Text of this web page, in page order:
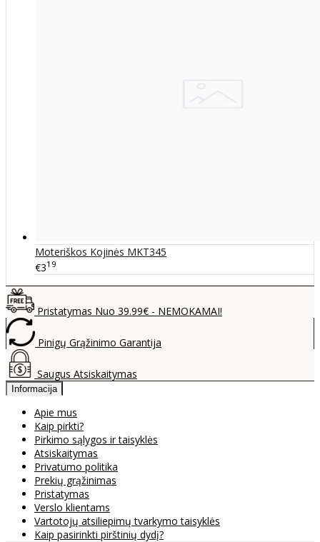
Moteriškos Kojinės MKT345
€319
Pristatymas Nuo 39.99€ - NEMOKAMAI!
Pinigų Grąžinimo Garantija
Saugus Atsiskaitymas
Informacija
Apie mus
Kaip pirkti?
Pirkimo sąlygos ir taisyklės
Atsiskaitymas
Privatumo politika
Prekių grąžinimas
Pristatymas
Verslo klientams
Vartotojų atsiliepimų tvarkymo taisyklės
Kaip pasirinkti pirštinių dydį?